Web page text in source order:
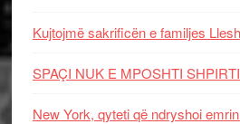
Kujtojmë sakrificën e familjes
SPAÇI NUK E MPOSHTI
New York, qyteti që ndryshoi